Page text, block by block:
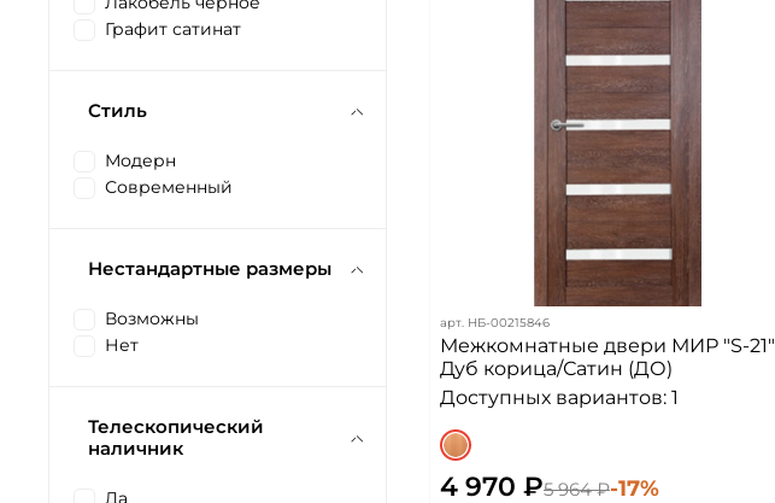
арт. НБ-00215846
Межкомнатные двери МИР "S-21"
Дуб корица/Сатин (ДО)
Доступных вариантов: 1
4 970 ₽5 964 ₽-17%
Графит сатинат
Стиль
Модерн
Современный
Нестандартные размеры
Возможны
Нет
Телескопический
наличник
Да